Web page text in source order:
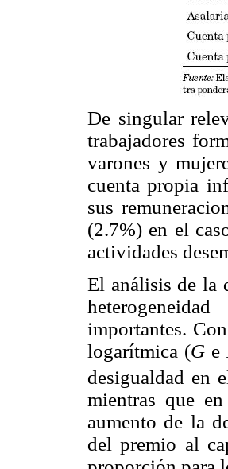
De singular
trabajadores
varones y
cuenta propia
sus
(2.7%) en el
actividades
El análisis de la
importantes.
logarítmica (Ge
desigualdad en
mientras que
aumento de la
del premio al